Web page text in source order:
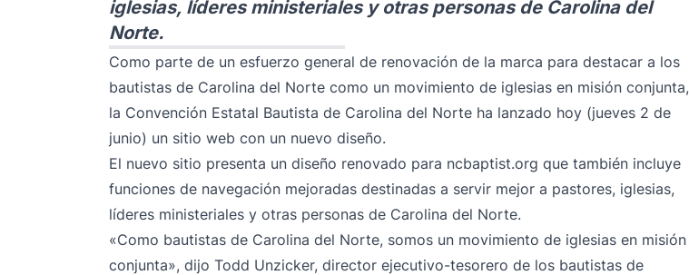
iglesias, líderes ministeriales y otras personas de Carolina del
Norte.
Como parte de un esfuerzo general de renovación de la marca para destacar a los
bautistas de Carolina del Norte como un movimiento de iglesias en misión conjunta,
la Convención Estatal Bautista de Carolina del Norte ha lanzado hoy (jueves 2 de
junio) un sitio web con un nuevo diseño.
El nuevo sitio presenta un diseño renovado para ncbaptist.org que también incluye
funciones de navegación mejoradas destinadas a servir mejor a pastores, iglesias,
líderes ministeriales y otras personas de Carolina del Norte.
«Como bautistas de Carolina del Norte, somos un movimiento de iglesias en misión
conjunta», dijo Todd Unzicker, director ejecutivo-tesorero de los bautistas de